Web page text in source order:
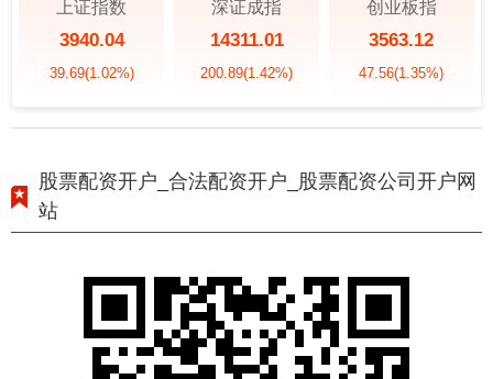
上证指数
3940.04
39.69(1.02%)
深证成指
14311.01
200.89(1.42%)
创业板指
3563.12
47.56(1.35%)
股票配资开户_合法配资开户_股票配资公司开户网
站